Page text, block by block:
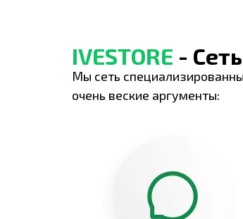
IVESTORE -
Мы сеть
очень веские аргументы: